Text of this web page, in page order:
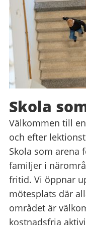
Skola
Välkommen till
och efter
Skola som arena
familjer i
fritid. Vi öppnar
mötesplats där
området är
kostnadsfria